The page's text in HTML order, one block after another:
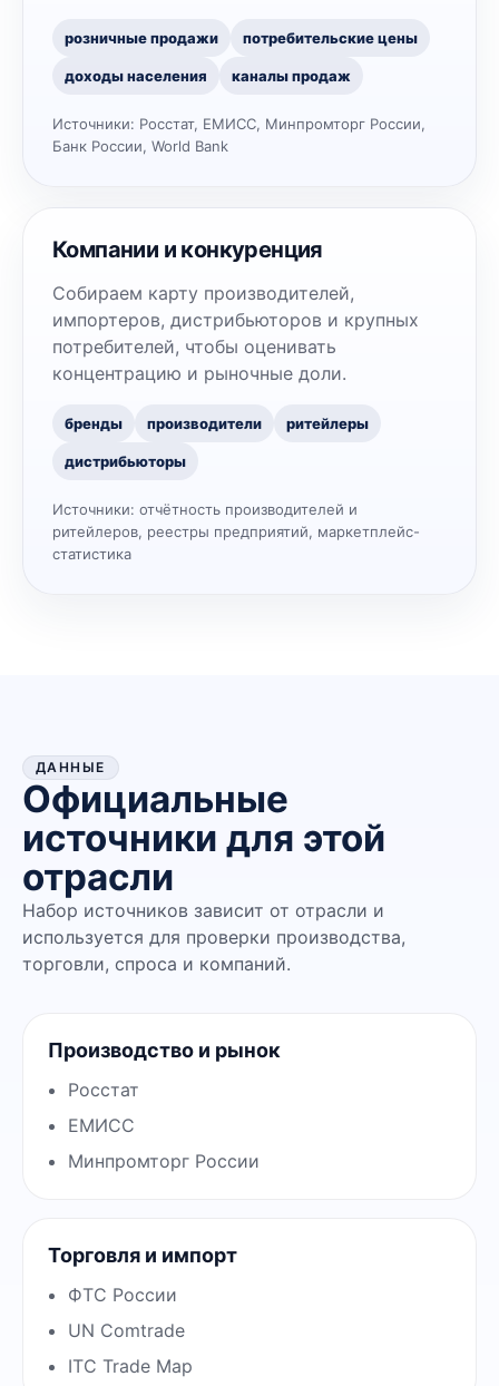
розничные продажи потребительские цены
доходы населения каналы продаж
Источники: Росстат, ЕМИСС, Минпромторг России,
Банк России, World Bank
Компании и конкуренция
Собираем карту производителей,
импортеров, дистрибьюторов и крупных
потребителей, чтобы оценивать
концентрацию и рыночные доли.
бренды производители ритейлеры
дистрибьюторы
Источники: отчётность производителей и
ритейлеров, реестры предприятий, маркетплейс-
статистика
ДАННЫЕ
Официальные
источники для этой
отрасли
Набор источников зависит от отрасли и
используется для проверки производства,
торговли, спроса и компаний.
Производство и рынок
Росстат
ЕМИСС
Минпромторг России
Торговля и импорт
ФТС России
UN Comtrade
ITC Trade Map